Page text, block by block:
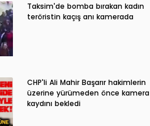
Taksim'de bomba bırakan kadın
teröristin kaçış anı kamerada
CHP'li Ali Mahir Başarır hakimlerin
üzerine yürümeden önce kamera
kaydını bekledi